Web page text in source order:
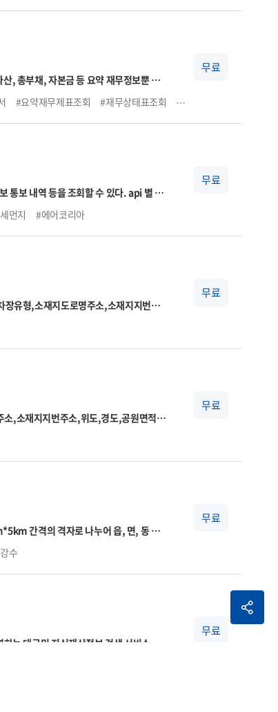
실시간이 아니며, 데이터 갱신은 기준일
공됩니다)
#요약재무제표조회 #재무상태표조회 #손익계산서조회
무료
통보 내역 등을 조회할 수 있다. api 별 상
주간예보 조회의 기능으로 이루어져 있
먼지 #에어코리아
무료
장유형,소재지도로명주소,소재지지번주
일운영종료시각,요금정보,주차기본시
애인전용주차구역보유여부
무료
,소재지지번주소,위도,경도,공원면적,공
무료
간격의 격자로 나누어 읍, 면, 동 단
은 맑음(1)으로 표기됨)
.○ 2024.11.28. 14시 부터 단기예보 예보
)글피, (17·20·23시 발표)그글피 예보는
수
무료
는 대국민 지식재산정보 검색 서비스입니
무료